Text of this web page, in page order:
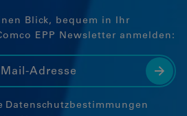
Blick, bequem in Ihr
EPP Newsletter anmelden:
Datenschutzbestimmungen